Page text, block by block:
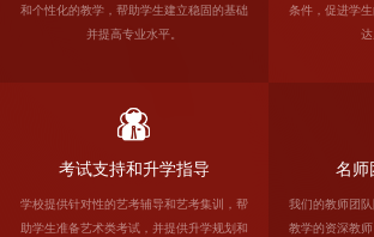
和个性化的教学，帮助学生建立稳固的基础
并提高专业水平。
条件，促进学
考试支持和升学指导
学校提供针对性的艺考辅导和艺考集训，帮
助学生准备艺术类考试，并提供升学规划和
名师
我们的教师团
教学的资深教